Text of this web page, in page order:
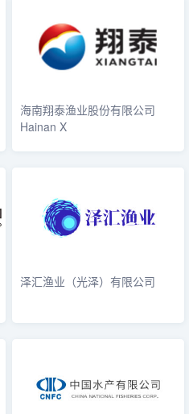
海南翔泰渔业股份有限公司
Hainan X
泽汇渔业（光泽）有限公司